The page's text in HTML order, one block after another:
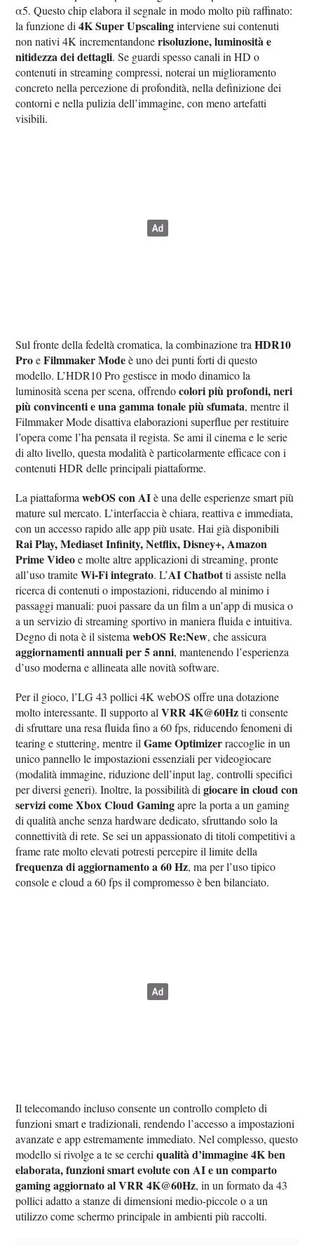
α5. Questo chip elabora il segnale in modo molto più raffinato:
la funzione di4K Super Upscalinginterviene sui contenuti
non nativi 4K incrementandonerisoluzione, luminosità e
nitidezza dei dettagli. Se guardi spesso canali in HD o
contenuti in streaming compressi, noterai un miglioramento
concreto nella percezione di profondità, nella definizione dei
contorni e nella pulizia dell’immagine, con meno artefatti
visibili.
Sul fronte della fedeltà cromatica, la combinazione traHDR10
ProeFilmmaker Modeè uno dei punti forti di questo
modello. L’HDR10 Pro gestisce in modo dinamico la
luminosità scena per scena, offrendocolori più profondi, neri
più convincenti e una gamma tonale più sfumata, mentre il
Filmmaker Mode disattiva elaborazioni superflue per restituire
l’opera come l’ha pensata il regista. Se ami il cinema e le serie
di alto livello, questa modalità è particolarmente efficace con i
contenuti HDR delle principali piattaforme.
La piattaformawebOS con AIè una delle esperienze smart più
mature sul mercato. L’interfaccia è chiara, reattiva e immediata,
con un accesso rapido alle app più usate. Hai già disponibili
Rai Play, Mediaset Infinity, Netflix, Disney+, Amazon
Prime Videoe molte altre applicazioni di streaming, pronte
all’uso tramiteWi‑Fi integrato. L’AI Chatbotti assiste nella
ricerca di contenuti o impostazioni, riducendo al minimo i
passaggi manuali: puoi passare da un film a un’app di musica o
a un servizio di streaming sportivo in maniera fluida e intuitiva.
Degno di nota è il sistemawebOS Re:New, che assicura
aggiornamenti annuali per 5 anni, mantenendo l’esperienza
d’uso moderna e allineata alle novità software.
Per il gioco, l’LG 43 pollici 4K webOS offre una dotazione
molto interessante. Il supporto alVRR 4K@60Hzti consente
di sfruttare una resa fluida fino a 60 fps, riducendo fenomeni di
tearing e stuttering, mentre ilGame Optimizerraccoglie in un
unico pannello le impostazioni essenziali per videogiocare
(modalità immagine, riduzione dell’input lag, controlli specifici
per diversi generi). Inoltre, la possibilità digiocare in cloud con
servizi come Xbox Cloud Gamingapre la porta a un gaming
di qualità anche senza hardware dedicato, sfruttando solo la
connettività di rete. Se sei un appassionato di titoli competitivi a
frame rate molto elevati potresti percepire il limite della
frequenza di aggiornamento a 60 Hz, ma per l’uso tipico
console e cloud a 60 fps il compromesso è ben bilanciato.
Il telecomando incluso consente un controllo completo di
funzioni smart e tradizionali, rendendo l’accesso a impostazioni
avanzate e app estremamente immediato. Nel complesso, questo
modello si rivolge a te se cerchiqualità d’immagine 4K ben
elaborata, funzioni smart evolute con AI e un comparto
gaming aggiornato al VRR 4K@60Hz, in un formato da 43
pollici adatto a stanze di dimensioni medio-piccole o a un
utilizzo come schermo principale in ambienti più raccolti.